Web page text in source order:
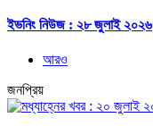
ইভনিং নিউজ : ২৮ জুলাই ২০২৬
আরও
জনপ্রিয়